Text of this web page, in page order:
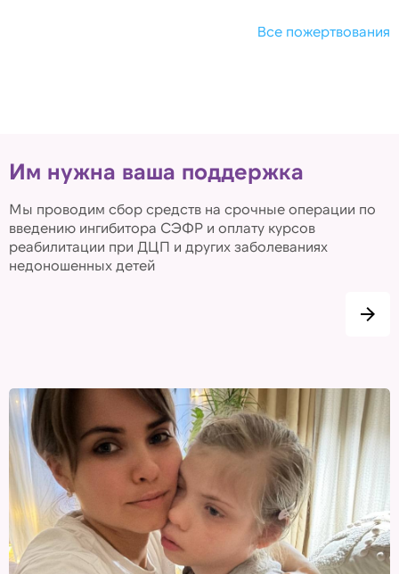
Все пожертвования
Им нужна ваша поддержка
Мы проводим сбор средств на срочные операции по
введению ингибитора СЭФР и оплату курсов
реабилитации при ДЦП и других заболеваниях
недоношенных детей